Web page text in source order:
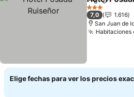
Compartir
3 Estrellas
7,0
1.616
San Juan de
Habitaciones
Elige fechas para ver los precios